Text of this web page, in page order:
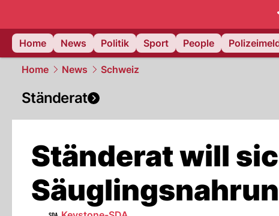
Home
News Politik Sport People
Home News Schweiz
Ständerat
Ständerat will